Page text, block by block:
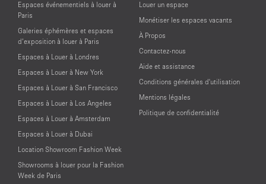
Espaces événementiels à louer à
Paris
Galeries éphémères et espaces
d’exposition à louer à Paris
Espaces à Louer à Londres
Espaces à Louer à New York
Espaces à Louer à San Francisco
Espaces à Louer à Los Angeles
Espaces à Louer à Amsterdam
Espaces à Louer à Dubai
Location Showroom Fashion Week
Showrooms à louer pour la Fashion
Week de Paris
Louer un espace
Monétiser les espaces vacants
À Propos
Contactez-nous
Aide et assistance
Conditions générales d'utilisation
Mentions légales
Politique de confidentialité